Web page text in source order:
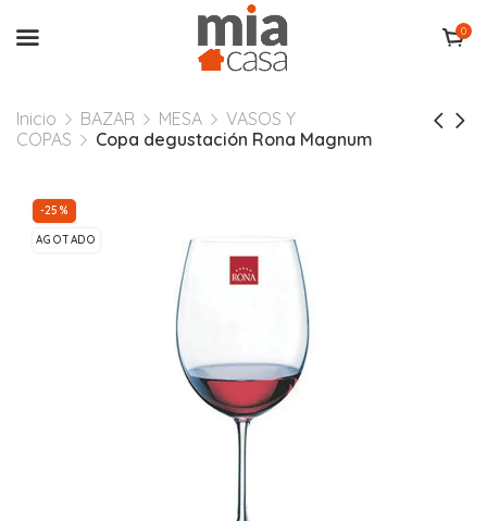
0
Inicio BAZAR MESA
VASOS Y
COPAS
Copa degustación Rona Magnum
-25%
AGOTADO